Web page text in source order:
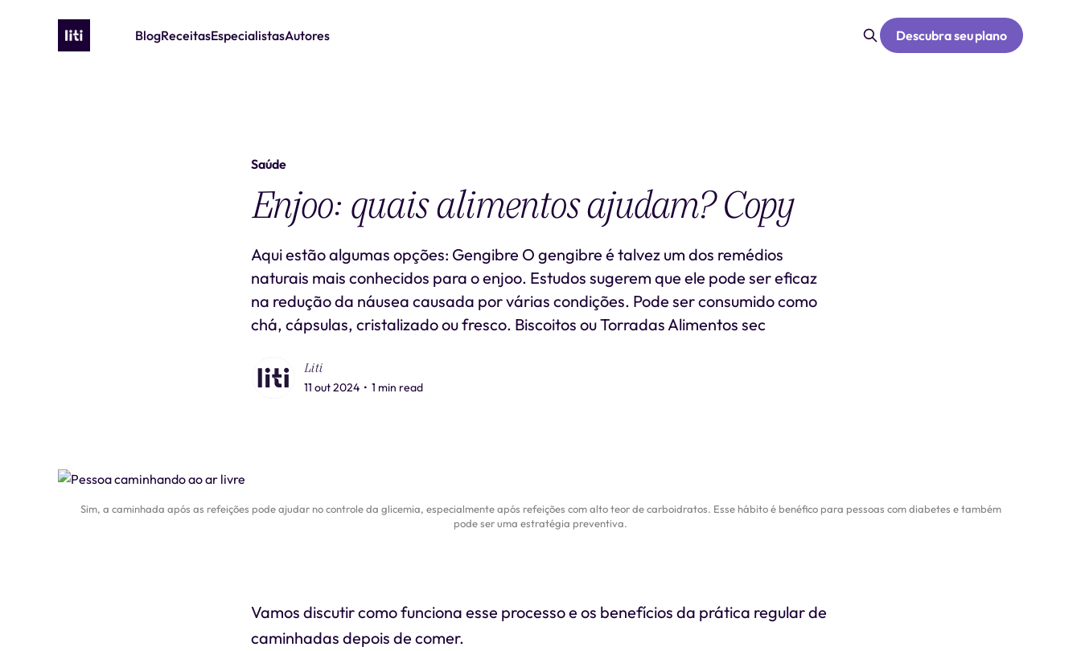
BlogReceitasEspecialistasAutores Descubra seu plano
Saúde
Enjoo: quais alimentos ajudam? Copy
Aqui estão algumas opções: Gengibre O gengibre é talvez um dos remédios
naturais mais conhecidos para o enjoo. Estudos sugerem que ele pode ser eficaz
na redução da náusea causada por várias condições. Pode ser consumido como
chá, cápsulas, cristalizado ou fresco. Biscoitos ou Torradas Alimentos sec
Liti
11 out 2024 • 1 min read
Sim, a caminhada após as refeições pode ajudar no controle da glicemia, especialmente após refeições com alto teor de carboidratos. Esse hábito é benéfico para pessoas com diabetes e também
pode ser uma estratégia preventiva.
Vamos discutir como funciona esse processo e os benefícios da prática regular de
caminhadas depois de comer.